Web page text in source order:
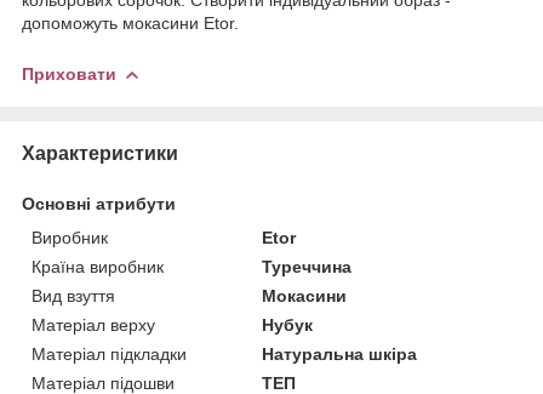
допоможуть мокасини Etor.
Приховати
Характеристики
Основні атрибути
Виробник
Etor
Країна виробник
Туреччина
Вид взуття
Мокасини
Матеріал верху
Нубук
Матеріал підкладки
Натуральна шкіра
Матеріал підошви
ТЕП